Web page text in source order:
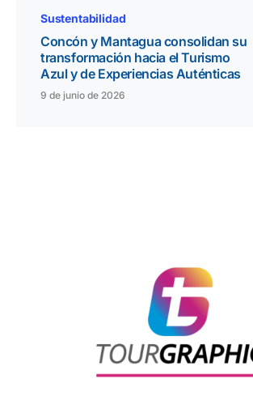
Sustentabilidad
Concón y Mantagua consolidan su
transformación hacia el Turismo
Azul y de Experiencias Auténticas
9 de junio de 2026